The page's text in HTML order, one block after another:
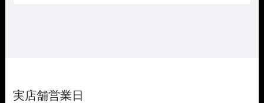
実店舗営業日